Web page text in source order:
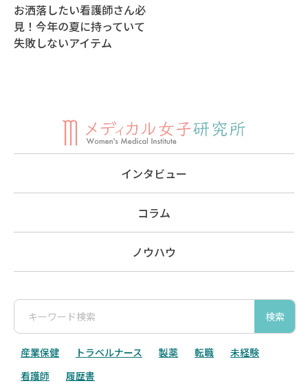
お洒落したい看護師さん必
見！今年の夏に持っていて
失敗しないアイテム
インタビュー
コラム
ノウハウ
検索
産業保健 トラベルナース 製薬 転職
未経験
看護師
履歴書